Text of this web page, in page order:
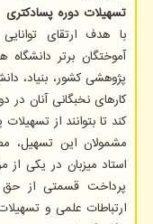
تسهیلات دوره پسادکتری
با هدف ارتقای
آموختگان برتر
پژوهشی کشور، بنیاد،
کارهای نخبگانی آنان
کند تا بتوانند از
مشمولان این تسهیل،
استاد میزبان در یکی
پرداخت قسمتی از حق
ارتباطات علمی و